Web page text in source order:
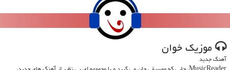
موزیك خوان
آهنگ جدید